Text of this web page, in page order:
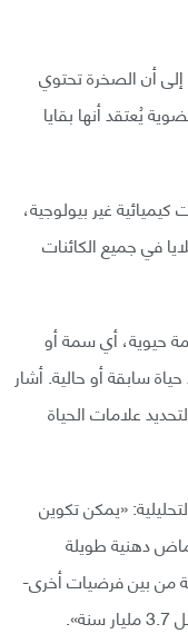
إلى أن الصخرة تحتوي
يُعتقد أنها بقايا
غير بيولوجية،
في جميع الكائنات
حيوية، أي سمة أو
سابقة أو حالية. أشار
علامات الحياة
«يمكن تكوين
دهنية طويلة
من بين فرضيات أخرى-